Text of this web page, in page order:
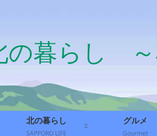
の暮らし ～
北の暮らし
SAPPORO LIFE
グルメ
Gourmet